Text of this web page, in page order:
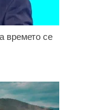
времето се